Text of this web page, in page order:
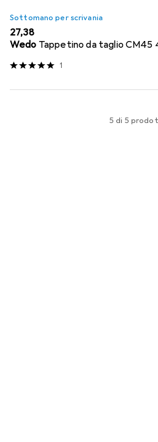
Sottomano per scrivania
EUR
27,38
Wedo Tappetino da taglio CM45
1
5 di 5